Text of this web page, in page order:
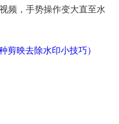
频，手势操作变大直至水